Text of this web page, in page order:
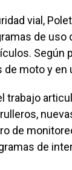
vial,
de uso
Según
de moto y
trabajo
de
de